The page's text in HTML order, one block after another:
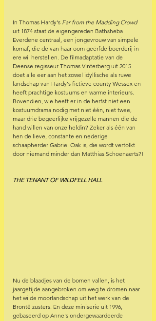
In Thomas Hardy's Far from the Madding Crowd
uit 1874 staat de eigengereden Bathsheba
Everdene centraal, een jongevrouw van simpele
komaf, die de van haar oom geërfde boerderij in
ere wil herstellen. De filmadaptatie van de
Deense regisseur Thomas Vinterberg uit 2015
doet alle eer aan het zowel idyllische als ruwe
landschap van Hardy's fictieve county Wessex en
heeft prachtige kostuums en warme interieurs.
Bovendien, wie heeft er in de herfst niet een
kostuumdrama nodig met niet één, niet twee,
maar drie begeerlijke vrijgezelle mannen die de
hand willen van onze heldin? Zeker als één van
hen de lieve, constante en nederige
schaapherder Gabriel Oak is, die wordt vertolkt
door niemand minder dan Matthias Schoenaerts?!
THE TENANT OF WILDFELL HALL
Nu de blaadjes van de bomen vallen, is het
jaargetijde aangebroken om weg te dromen naar
het wilde moorlandschap uit het werk van de
Brontë zusters. En deze miniserie uit 1996,
gebaseerd op Anne's ondergewaardeerde